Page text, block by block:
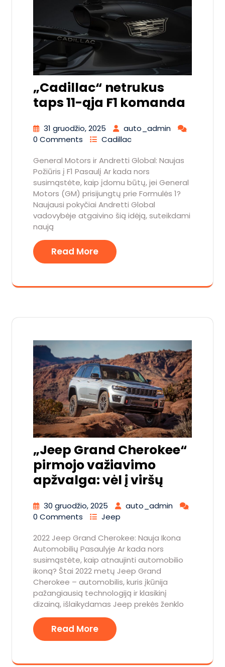
„Cadillac“ netrukus
taps 11-ąja F1 komanda
31 gruodžio, 2025
auto_admin
0 Comments
Cadillac
General Motors ir Andretti Global: Naujas
Požiūris į F1 Pasaulį Ar kada nors
susimąstėte, kaip įdomu būtų, jei General
Motors (GM) prisijungtų prie Formulės 1?
Naujausi pokyčiai Andretti Global
vadovybėje atgaivino šią idėją, suteikdami
naują
Read More
„Jeep Grand Cherokee“
pirmojo važiavimo
apžvalga: vėl į viršų
30 gruodžio, 2025
auto_admin
0 Comments
Jeep
2022 Jeep Grand Cherokee: Nauja Ikona
Automobilių Pasaulyje Ar kada nors
susimąstėte, kaip atnaujinti automobilio
ikoną? Štai 2022 metų Jeep Grand
Cherokee – automobilis, kuris įkūnija
pažangiausią technologiją ir klasikinį
dizainą, išlaikydamas Jeep prekės ženklo
Read More